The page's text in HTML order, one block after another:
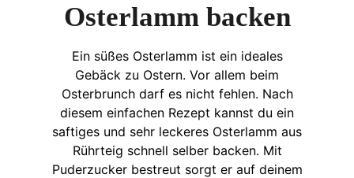
Osterlamm backen
Ein süßes Osterlamm ist ein ideales
Gebäck zu Ostern. Vor allem beim
Osterbrunch darf es nicht fehlen. Nach
diesem einfachen Rezept kannst du ein
saftiges und sehr leckeres Osterlamm aus
Rührteig schnell selber backen. Mit
Puderzucker bestreut sorgt er auf deinem